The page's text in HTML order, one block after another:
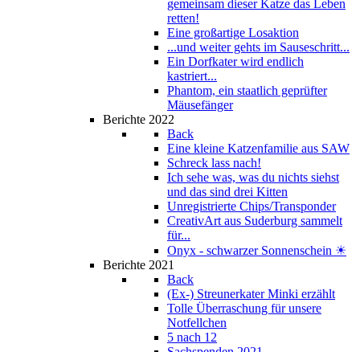
gemeinsam dieser Katze das Leben
retten!
Eine großartige Losaktion
...und weiter gehts im Sauseschritt...
Ein Dorfkater wird endlich
kastriert...
Phantom, ein staatlich geprüfter
Mäusefänger
Berichte 2022
Back
Eine kleine Katzenfamilie aus SAW
Schreck lass nach!
Ich sehe was, was du nichts siehst
und das sind drei Kitten
Unregistrierte Chips/Transponder
CreativArt aus Suderburg sammelt
für...
Onyx - schwarzer Sonnenschein ☀
Berichte 2021
Back
(Ex-) Streunerkater Minki erzählt
Tolle Überraschung für unsere
Notfellchen
5 nach 12